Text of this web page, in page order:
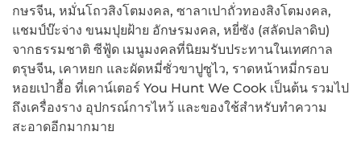
กษรจีน, หมั่นโถวสิงโตมงคล, ซาลาเปาถั่วทองสิงโตมงคล,
แชมป์บ๊ะจ่าง ขนมปุยฝ้าย อักษรมงคล, หยี่ซัง (สลัดปลาดิบ)
จากธรรมชาติ ซีฟู้ด เมนูมงคลที่นิยมรับประทานในเทศกาล
ตรุษจีน, เคาหยก และผัดหมี่ซั่วขาปูซูไว, ราดหน้าหมี่กรอบ
หอยเป่าฮื้อ ที่เคาน์เตอร์ You Hunt We Cook เป็นต้น รวมไป
ถึงเครื่องราง อุปกรณ์การไหว้ และของใช้สำหรับทำความ
สะอาดอีกมากมาย